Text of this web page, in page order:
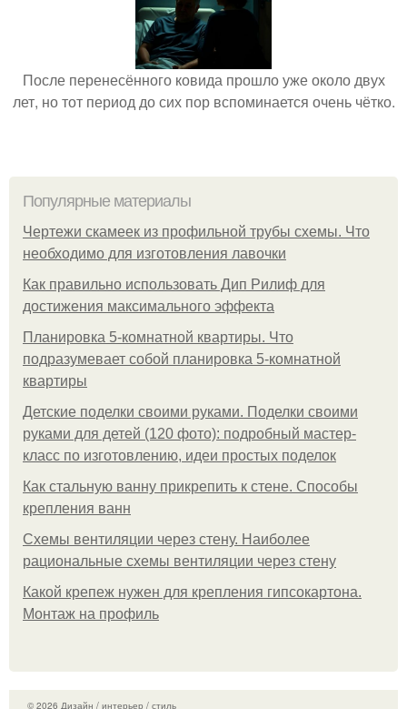
После перенесённого ковида прошло уже около двух
лет, но тот период до сих пор вспоминается очень чётко.
Популярные материалы
Чертежи скамеек из профильной трубы схемы. Что
необходимо для изготовления лавочки
Как правильно использовать Дип Рилиф для
достижения максимального эффекта
Планировка 5-комнатной квартиры. Что
подразумевает собой планировка 5-комнатной
квартиры
Детские поделки своими руками. Поделки своими
руками для детей (120 фото): подробный мастер-
класс по изготовлению, идеи простых поделок
Как стальную ванну прикрепить к стене. Способы
крепления ванн
Схемы вентиляции через стену. Наиболее
рациональные схемы вентиляции через стену
Какой крепеж нужен для крепления гипсокартона.
Монтаж на профиль
© 2026 Дизайн / интерьер / стиль